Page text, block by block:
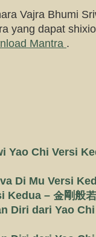
Vajra Bhumi
yang dapat
Mantra .
Yao Chi Versi
Di Mu Versi
– 金剛般
Diri dari Yao